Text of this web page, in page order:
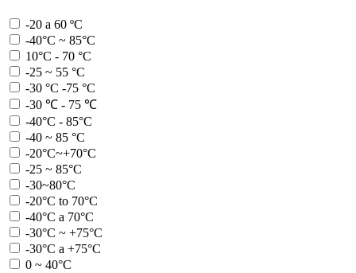
-20 a 60 ºC
-40°C ~ 85°C
10°C - 70 °C
-25 ~ 55 °C
-30 °C -75 °C
-30 ℃ - 75 ℃
-40°C - 85°C
-40 ~ 85 °C
-20°C~+70°C
-25 ~ 85°C
-30~80°C
-20°C to 70°C
-40°C a 70°C
-30°C ~ +75°C
-30°C a +75°C
0 ~ 40°C